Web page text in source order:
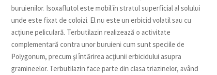
buruienilor. Isoxaflutol este mobil în stratul superficial al solului
unde este fixat de coloizi. El nu este un erbicid volatil sau cu
acţiune peliculară. Terbutilazin realizează o activitate
complementară contra unor buruieni cum sunt speciile de
Polygonum, precum şi întărirea acţiunii erbicidului asupra
gramineelor. Terbutilazin face parte din clasa triazinelor, având